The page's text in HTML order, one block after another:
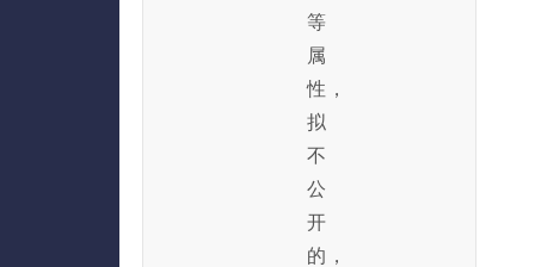
等
属
性，
拟
不
公
开
的，